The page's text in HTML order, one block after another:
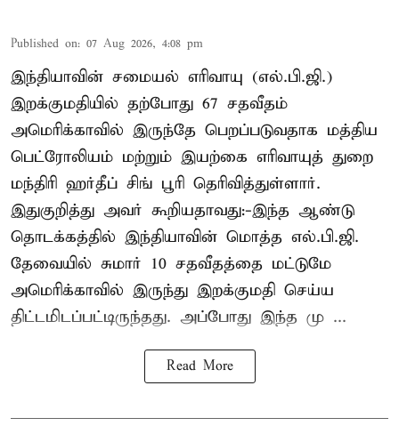
Published on: 07 Aug 2026, 4:08 pm
இந்தியாவின் சமையல் எரிவாயு (எல்.பி.ஜி.)
இறக்குமதியில் தற்போது 67 சதவீதம்
அமெரிக்காவில் இருந்தே பெறப்படுவதாக மத்திய
பெட்ரோலியம் மற்றும் இயற்கை எரிவாயுத் துறை
மந்திரி ஹர்தீப் சிங் பூரி தெரிவித்துள்ளார்.
இதுகுறித்து அவர் கூறியதாவது:-இந்த ஆண்டு
தொடக்கத்தில் இந்தியாவின் மொத்த எல்.பி.ஜி.
தேவையில் சுமார் 10 சதவீதத்தை மட்டுமே
அமெரிக்காவில் இருந்து இறக்குமதி செய்ய
திட்டமிடப்பட்டிருந்தது. அப்போது இந்த மு ...
Read More